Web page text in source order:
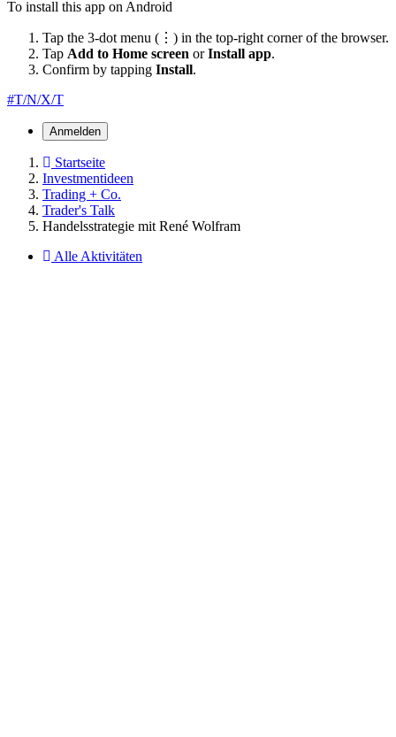
To install this app on Android
Tap the 3-dot menu (⋮) in the top-right corner of the browser.
Tap Add to Home screen orInstall app.
Confirm by tapping Install.
#T/N/X/T
Anmelden
Startseite
Investmentideen
Trading + Co.
Trader's Talk
Handelsstrategie mit René Wolfram
Alle Aktivitäten